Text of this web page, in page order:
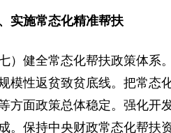
实施常态化精准帮扶
七）健全常态化帮扶政策体
模性返贫致贫底线。把常态
方面政策总体稳定。强化开
。保持中央财政常态化帮扶